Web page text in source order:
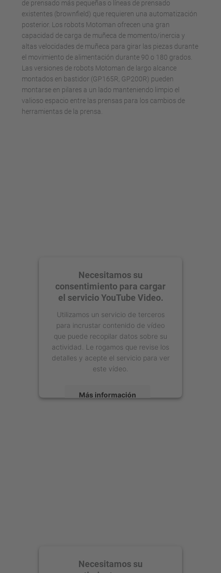
de prensado más pequeñas o líneas de prensado
existentes (brownfield) que requieren una automatización
posterior. Los robots Motoman ofrecen una gran
capacidad de carga de muñeca de momento/inercia y
altas velocidades de muñeca para girar las piezas durante
el movimiento de alimentación durante 90 o 180 grados.
Las versiones de robots Motoman de largo alcance
montados en bastidor (GP165R, GP200R) pueden
montarse en pilares a un lado manteniendo limpio el
valioso espacio entre las prensas para los cambios de
herramientas de la prensa.
Necesitamos su
consentimiento para cargar
el servicio YouTube Video.
Utilizamos un servicio de terceros
para incrustar contenido de vídeo
que puede recopilar datos sobre su
actividad. Le rogamos que revise los
detalles y acepte el servicio para ver
este vídeo.
Más información
Necesitamos su